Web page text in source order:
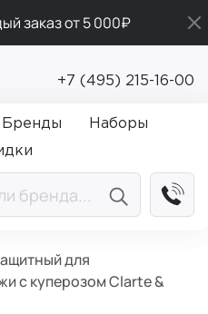
заказ от 5 000₽
от 5 000₽
ПРИВЕТ
+7 (495) 215-16-00
Бренды
Наборы
для
с куперозом Clarte &